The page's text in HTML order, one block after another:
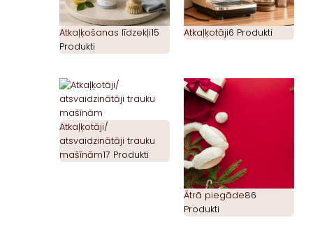
Atkaļķošanas līdzekļi15
Produkti
Atkaļķotāji6 Produkti
Atkaļķotāji/
atsvaidzinātāji trauku
mašīnām17 Produkti
Ātrā piegāde86
Produkti